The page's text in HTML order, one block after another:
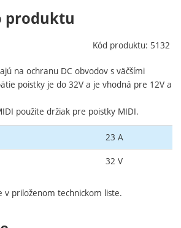
produktu
Kód produktu: 5132
na ochranu DC obvodov s väčšími
poistky je do 32V a je vhodná pre 12V a
použite držiak pre poistky MIDI.
23 A
32 V
v priloženom technickom liste.